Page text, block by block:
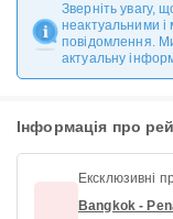
Зверніть увагу,
неактуальними і
повідомлення.
актуальну
Інформація про
Ексклюзивні
Bangkok -